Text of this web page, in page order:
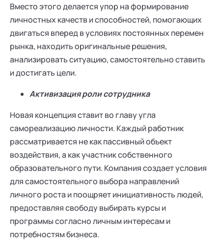
Вместо этого делается упор на формирование
личностных качеств и способностей, помогающих
двигаться вперед в условиях постоянных перемен
рынка, находить оригинальные решения,
анализировать ситуацию, самостоятельно ставить
и достигать цели.
Активизация роли сотрудника
Новая концепция ставит во главу угла
самореализацию личности. Каждый работник
рассматривается не как пассивный объект
воздействия, а как участник собственного
образовательного пути. Компания создает условия
для самостоятельного выбора направлений
личного роста и поощряет инициативность людей,
предоставляя свободу выбирать курсы и
программы согласно личным интересам и
потребностям бизнеса.